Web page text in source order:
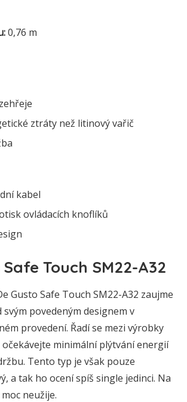
0,76 m
ztráty než litinový vařič
kabel
ovládacích knoflíků
Touch SM22-A32
Gusto Safe Touch SM22-A32 zaujme
povedeným designem v
provedení. Řadí se mezi výrobky
minimální plýtvání energií
Tento typ je však pouze
a tak ho ocení spíš single jedinci. Na
neužije.